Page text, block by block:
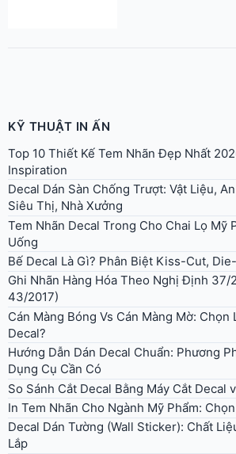
KỸ THUẬT IN ẤN
Top 10 Thiết Kế Tem Nhãn Đẹp Nhất
Inspiration
Decal Dán Sàn Chống Trượt: Vật Liệu,
Siêu Thị, Nhà Xưởng
Tem Nhãn Decal Trong Cho Chai Lọ Mỹ
Uống
Bế Decal Là Gì? Phân Biệt Kiss-Cut,
Ghi Nhãn Hàng Hóa Theo Nghị Định 37/
43/2017)
Cán Màng Bóng Vs Cán Màng Mờ: Chọn
Decal?
Hướng Dẫn Dán Decal Chuẩn: Phương
Dụng Cụ Cần Có
So Sánh Cắt Decal Bằng Máy Cắt Decal
In Tem Nhãn Cho Ngành Mỹ Phẩm:
Decal Dán Tường (Wall Sticker): Chất
Lắp